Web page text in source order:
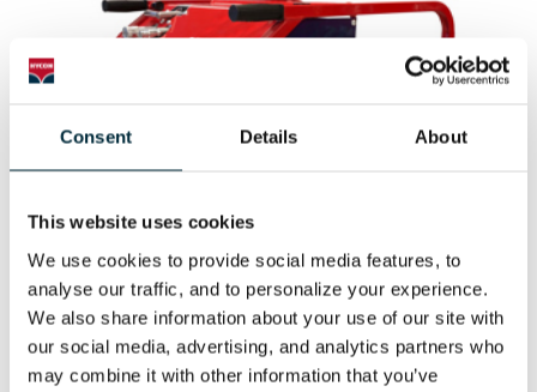
Consent Details About
This website uses cookies
We use cookies to provide social media features, to
analyse our traffic, and to personalize your experience.
We also share information about your use of our site with
our social media, advertising, and analytics partners who
may combine it with other information that you’ve
HPP09E
Generadores hidráulicos HYCON